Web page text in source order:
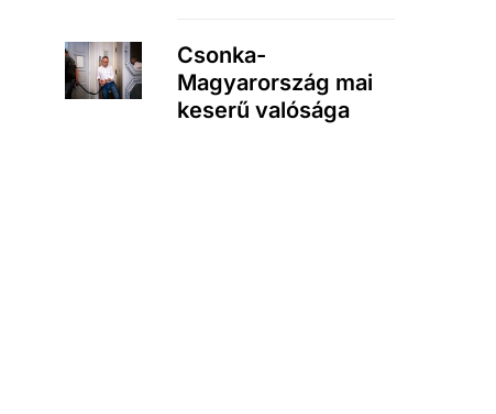
Csonka-
Magyarország mai
keserű valósága